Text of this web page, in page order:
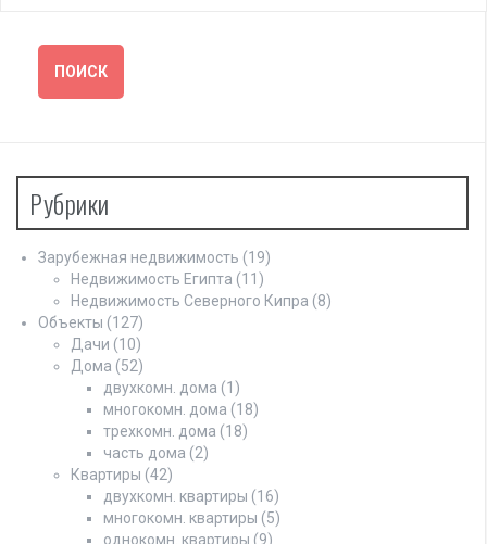
Рубрики
Зарубежная недвижимость (19)
Недвижимость Египта (11)
Недвижимость Северного Кипра (8)
Объекты (127)
Дачи (10)
Дома (52)
двухкомн. дома (1)
многокомн. дома (18)
трехкомн. дома (18)
часть дома (2)
Квартиры (42)
двухкомн. квартиры (16)
многокомн. квартиры (5)
однокомн. квартиры (9)